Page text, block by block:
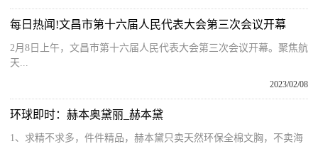
每日热闻!文昌市第十六届人民代表大会第三次会议开幕
2月8日上午，文昌市第十六届人民代表大会第三次会议开幕。聚焦航
天...
2023/02/08
环球即时：赫本奥黛丽_赫本黛
1、求精不求多，件件精品，赫本黛只卖天然环保全棉文胸，不卖海